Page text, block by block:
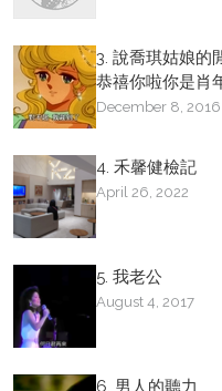
3. 說喬琪姑娘的
恭禧你啦你是肖
December 8, 2016
4. 禾馨健檢記
April 26, 2022
5. 我老公
August 4, 2017
6. 男人的聽力